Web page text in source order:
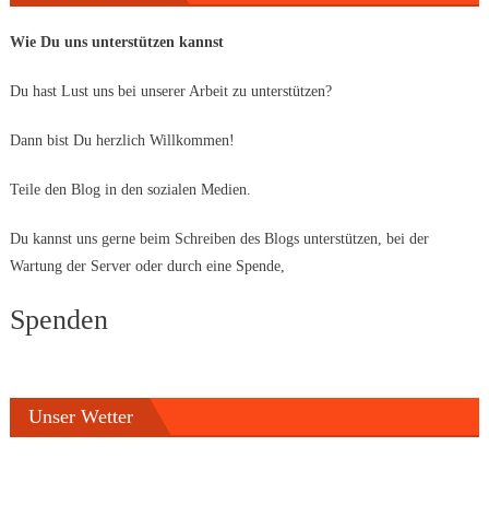
Wie Du uns unterstützen kannst
Du hast Lust uns bei unserer Arbeit zu unterstützen?
Dann bist Du herzlich Willkommen!
Teile den Blog in den sozialen Medien.
Du kannst uns gerne beim Schreiben des Blogs unterstützen, bei der
Wartung der Server oder durch eine Spende,
Spenden
Unser Wetter